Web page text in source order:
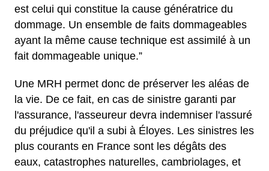
est celui qui constitue la cause génératrice du
dommage. Un ensemble de faits dommageables
ayant la même cause technique est assimilé à un
fait dommageable unique.”
Une MRH permet donc de préserver les aléas de
la vie. De ce fait, en cas de sinistre garanti par
l'assurance, l'asseureur devra indemniser l'assuré
du préjudice qu'il a subi à Éloyes. Les sinistres les
plus courants en France sont les dégâts des
eaux, catastrophes naturelles, cambriolages, et